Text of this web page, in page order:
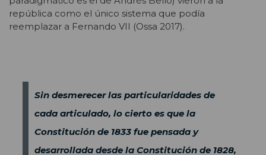
república como el único sistema que podía
reemplazar a Fernando VII (Ossa 2017).
Sin desmerecer las particularidades de
cada articulado, lo cierto es que la
Constitución de 1833 fue pensada y
desarrollada desde la Constitución de 1828,